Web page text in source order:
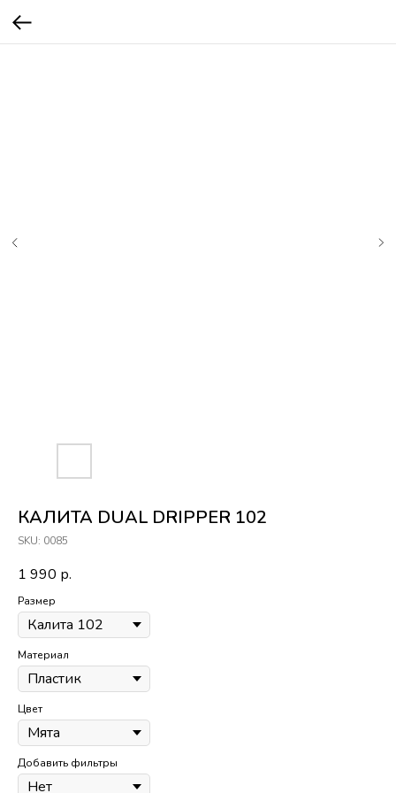
КАЛИТА DUAL DRIPPER 102
SKU: 0085
1 990 р.
Размер
Материал
Цвет
Добавить фильтры